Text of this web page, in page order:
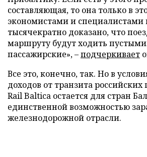
составляющая, то она только в
экономистами и специалистами
тысячекратно доказано, что
маршруту будут ходить
пассажирские», –подчеркивает
Все это, конечно, так. Но в
доходов от транзита российских
Rail Baltica остается для стран
единственной возможностью
железнодорожной отрасли.